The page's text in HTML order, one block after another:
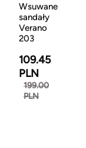
Wsuwane
sandały
Verano
203
109.45
PLN
199.00
PLN